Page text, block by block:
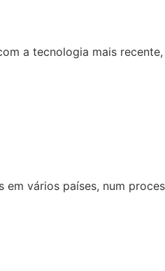
a tecnologia mais
vários países, num